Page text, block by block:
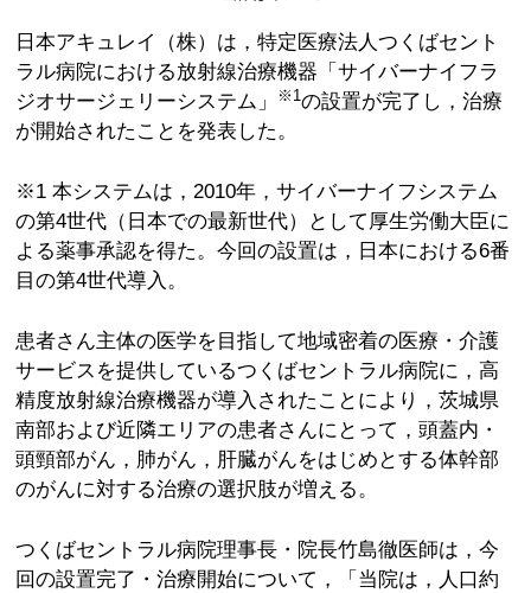
日本アキュレイ（株）は，特定医療法人つくばセント
ラル病院における放射線治療機器「サイバーナイフラ
ジオサージェリーシステム」
※1 の設置が完了し，治療
が開始されたことを発表した。
※1 本システムは，2010年，サイバーナイフシステム
の第4世代（日本での最新世代）として厚生労働大臣に
よる薬事承認を得た。今回の設置は，日本における6番
目の第4世代導入。
患者さん主体の医学を目指して地域密着の医療・介護
サービスを提供しているつくばセントラル病院に，高
精度放射線治療機器が導入されたことにより，茨城県
南部および近隣エリアの患者さんにとって，頭蓋内・
頭頸部がん，肺がん，肝臓がんをはじめとする体幹部
のがんに対する治療の選択肢が増える。
つくばセントラル病院理事長・院長竹島徹医師は，今
回の設置完了・治療開始について，「当院は，人口約